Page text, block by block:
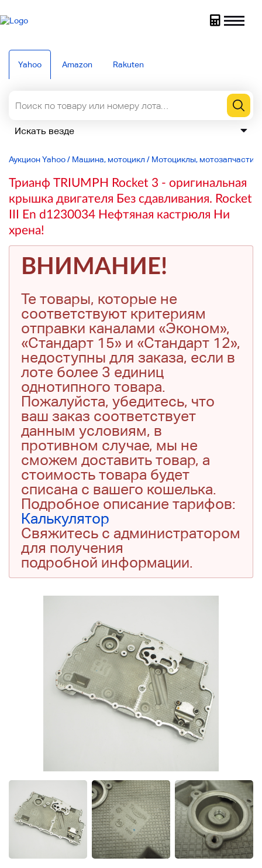
Yahoo Amazon Rakuten
Аукцион Yahoo/ Машина, мотоцикл / Мотоциклы, мотозапчасти
Трианф TRIUMPH Rocket 3 - оригинальная
крышка двигателя Без сдавливания. Rocket
III En d1230034 Нефтяная кастрюля Ни
хрена!
ВНИМАНИЕ!
Те товары, которые не
соответствуют критериям
отправки каналами «Эконом»,
«Стандарт 15» и «Стандарт 12»,
недоступны для заказа, если в
лоте более 3 единиц
однотипного товара.
Пожалуйста, убедитесь, что
ваш заказ соответствует
данным условиям, в
противном случае, мы не
сможем доставить товар, а
стоимость товара будет
списана с вашего кошелька.
Подробное описание тарифов:
Калькулятор
Свяжитесь с администратором
для получения
подробной информации.